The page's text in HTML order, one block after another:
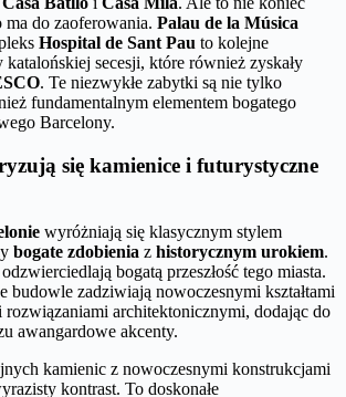
do zaoferowania. Palau de la Música
Hospital de Sant Pau to kolejne
katalońskiej secesji, które również zyskały
. Te niezwykłe zabytki są nie tylko
fundamentalnym elementem bogatego
Barcelony.
się kamienice i futurystyczne
wyróżniają się klasycznym stylem
bogate zdobienia z historycznym urokiem.
bogatą przeszłość tego miasta.
budowle zadziwiają nowoczesnymi kształtami
architektonicznymi, dodając do
awangardowe akcenty.
kamienic z nowoczesnymi konstrukcjami
kontrast. To doskonałe